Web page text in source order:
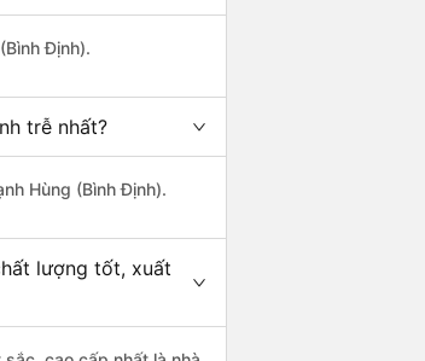
Định).
trễ nhất?
Hùng (Bình Định).
lượng tốt, xuất